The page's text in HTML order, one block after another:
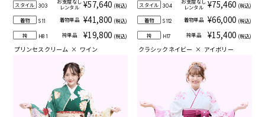
スタイル 303
レンタル
¥57,640 (税込)
着物 S11 着物単品 ¥41,800 (税込)
袴 H81 袴単品 ¥19,800 (税込)
プリンセスクリーム × ワイン
スタイル 304
レンタル ¥75,460 (税込)
着物 S112 着物単品 ¥66,000 (税込)
袴 H17 袴単品 ¥15,400 (税込)
クラシックネイビー × アイボリー